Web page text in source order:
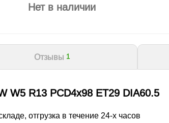
Нет в наличии
Отзывы 1
W5 R13 PCD4x98 ET29 DIA60.5
отгрузка в течение 24-х часов